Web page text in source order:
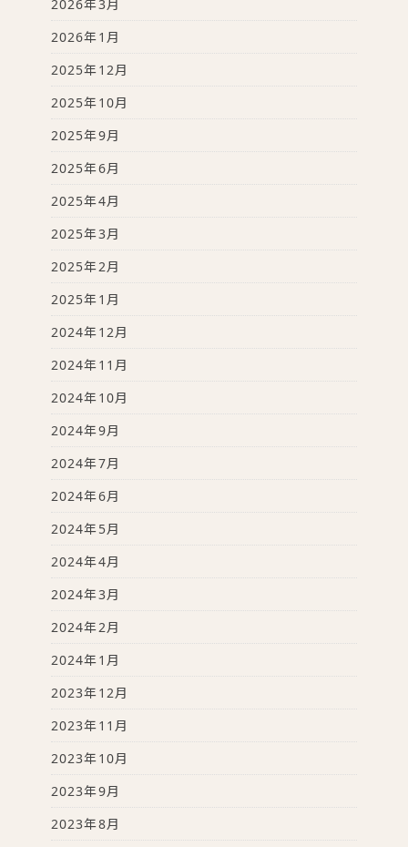
2026年3月
2026年1月
2025年12月
2025年10月
2025年9月
2025年6月
2025年4月
2025年3月
2025年2月
2025年1月
2024年12月
2024年11月
2024年10月
2024年9月
2024年7月
2024年6月
2024年5月
2024年4月
2024年3月
2024年2月
2024年1月
2023年12月
2023年11月
2023年10月
2023年9月
2023年8月